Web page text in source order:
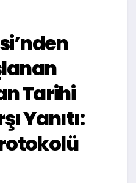
Tarihi
Yanıtı: